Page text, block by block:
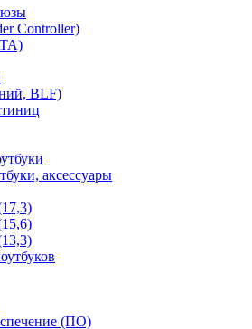
Controller)
BLF)
аксессуары
(ПО)